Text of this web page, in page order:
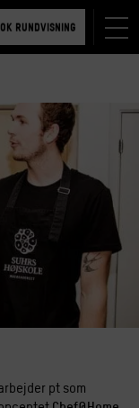
RUNDVISNING
pt som